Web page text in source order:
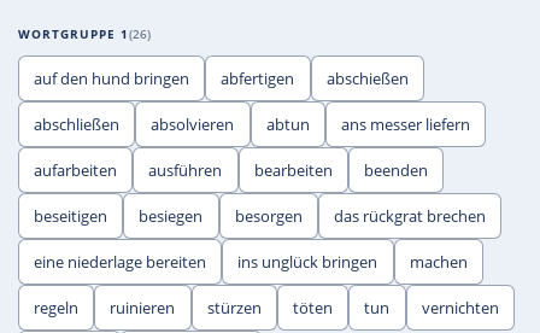
WORTGRUPPE 1 26
auf den hund bringen abfertigen abschießen
abschließen absolvieren abtun ans messer liefern
aufarbeiten ausführen bearbeiten beenden
beseitigen besiegen besorgen das rückgrat brechen
eine niederlage bereiten ins unglück bringen machen
regeln ruinieren stürzen töten tun vernichten